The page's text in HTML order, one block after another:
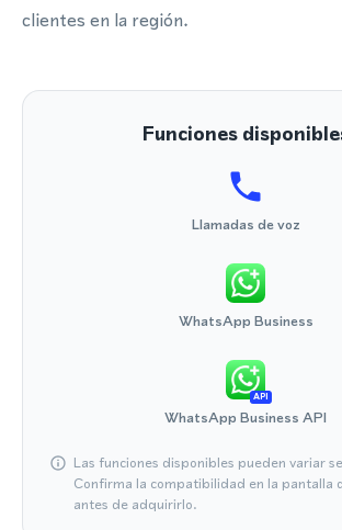
clientes en la región.
Funciones
Llamadas de voz
WhatsApp Business
API
WhatsApp Business API
Las funciones disponibles pueden variar
Confirma la compatibilidad en la pantalla
antes de adquirirlo.